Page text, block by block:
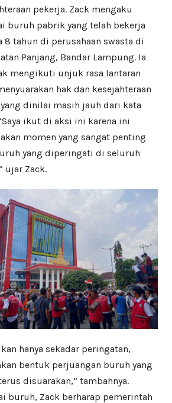
pekerja. Zack mengaku
buruh pabrik yang telah bekerja
8 tahun di perusahaan swasta di
Panjang, Bandar Lampung. Ia
mengikuti unjuk rasa lantaran
hak dan kesejahteraan
dinilai masih jauh dari kata
ikut di aksi ini karena ini
momen yang sangat penting
yang diperingati di seluruh
ujar Zack.
hanya sekadar peringatan,
bentuk perjuangan buruh yang
disuarakan,” tambahnya.
buruh, Zack berharap pemerintah